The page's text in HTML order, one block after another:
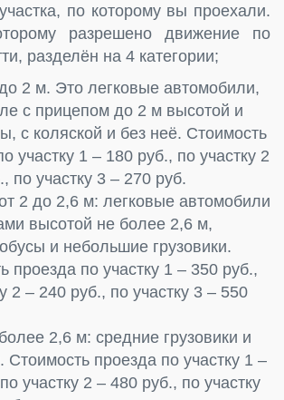
по которому вы проехали.
разрешено движение по
разделён на 4 категории;
2 м. Это легковые автомобили,
с прицепом до 2 м высотой и
с коляской и без неё. Стоимость
участку 1 – 180 руб., по участку 2
по участку 3 – 270 руб.
2 до 2,6 м: легковые автомобили
высотой не более 2,6 м,
и небольшие грузовики.
проезда по участку 1 – 350 руб.,
2 – 240 руб., по участку 3 – 550
2,6 м: средние грузовики и
Стоимость проезда по участку 1 –
участку 2 – 480 руб., по участку